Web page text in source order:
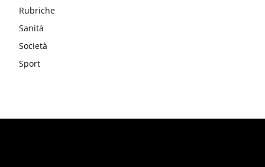
Rubriche
Sanità
Società
Sport